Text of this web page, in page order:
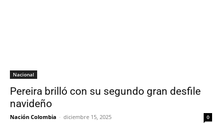
Nacional
Pereira brilló con su segundo gran desfile
navideño
Nación Colombia - diciembre 15, 2025 0